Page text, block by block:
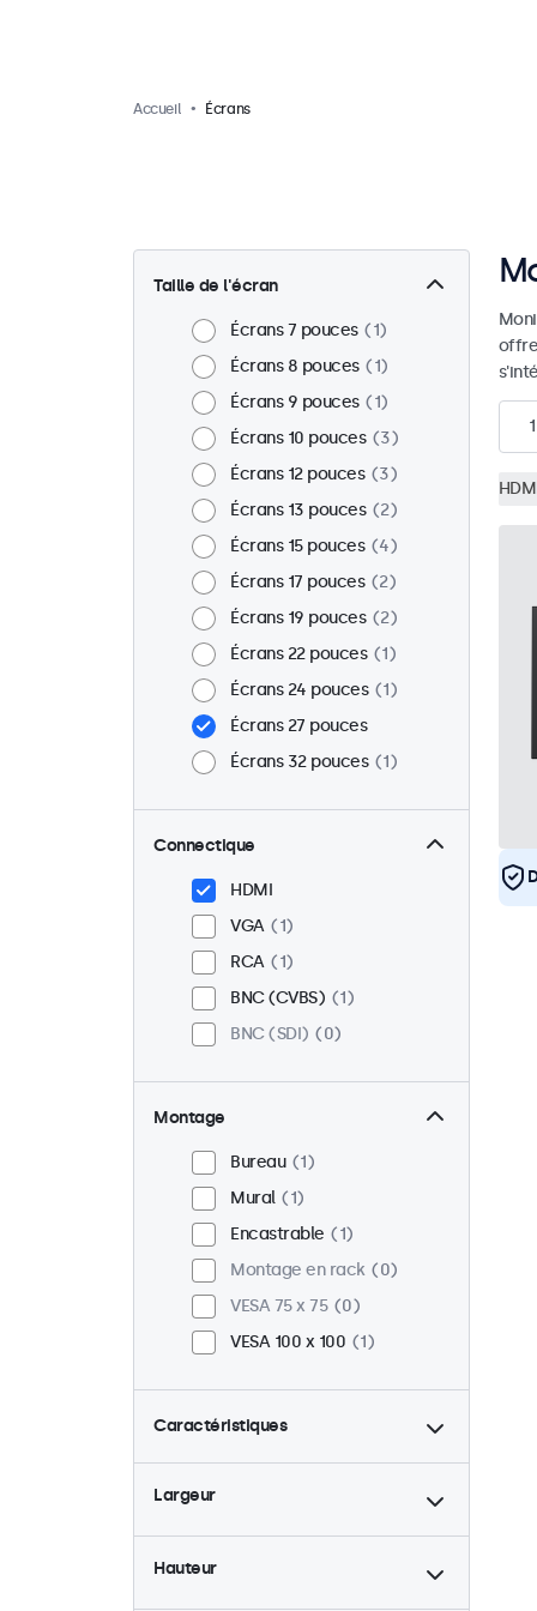
Accueil Écrans
Taille de l'écran
Écrans 7 pouces
1
Écrans 8 pouces
1
Écrans 9 pouces
1
Écrans 10 pouces
3
Écrans 12 pouces
3
Écrans 13 pouces
2
Écrans 15 pouces
4
Écrans 17 pouces
2
Écrans 19 pouces
2
Écrans 22 pouces
1
Écrans 24 pouces
1
Écrans 27 pouces
Écrans 32 pouces
1
Connectique
HDMI
VGA
1
RCA
1
BNC (CVBS)
1
BNC (SDI)
0
Montage
Bureau
1
Mural
1
Encastrable
1
Montage en rack
0
VESA 75 x 75
0
VESA 100 x 100
1
Caractéristiques
4:3 / 5:4
0
Rétro-éclairage ajustable
Largeur
Hauteur
1